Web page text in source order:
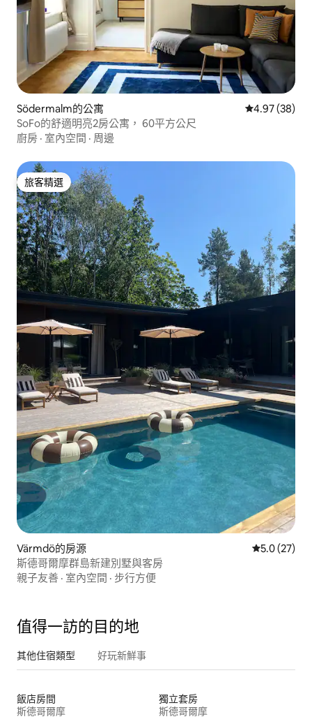
Södermalm的公寓 從 38 則評價
4.97 (38)
SoFo的舒適明亮2房公寓， 60平方公尺
廚房 · 室內空間 · 周邊
旅客精選
旅客精選
Värmdö的房源 從 27 則評
5.0 (27)
斯德哥爾摩群島新建別墅與客房
親子友善 · 室內空間 · 步行方便
值得一訪的目的地
其他住宿類型 好玩新鮮事
飯店房間
斯德哥爾摩
獨立套房
斯德哥爾摩